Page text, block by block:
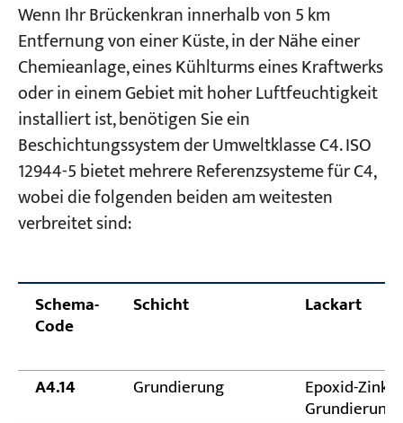
Wenn Ihr Brückenkran innerhalb von 5 km
Entfernung von einer Küste, in der Nähe einer
Chemieanlage, eines Kühlturms eines Kraftwerks
oder in einem Gebiet mit hoher Luftfeuchtigkeit
installiert ist, benötigen Sie ein
Beschichtungssystem der Umweltklasse C4. ISO
12944-5 bietet mehrere Referenzsysteme für C4,
wobei die folgenden beiden am weitesten
verbreitet sind:
Schema-
Code
Schicht Lackart
A4.14 Grundierung Epoxid-Zink-
Grundierung